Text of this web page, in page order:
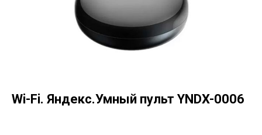
Управление Wi-Fi
Wi-Fi. Яндекс.Умный пульт YNDX-0006